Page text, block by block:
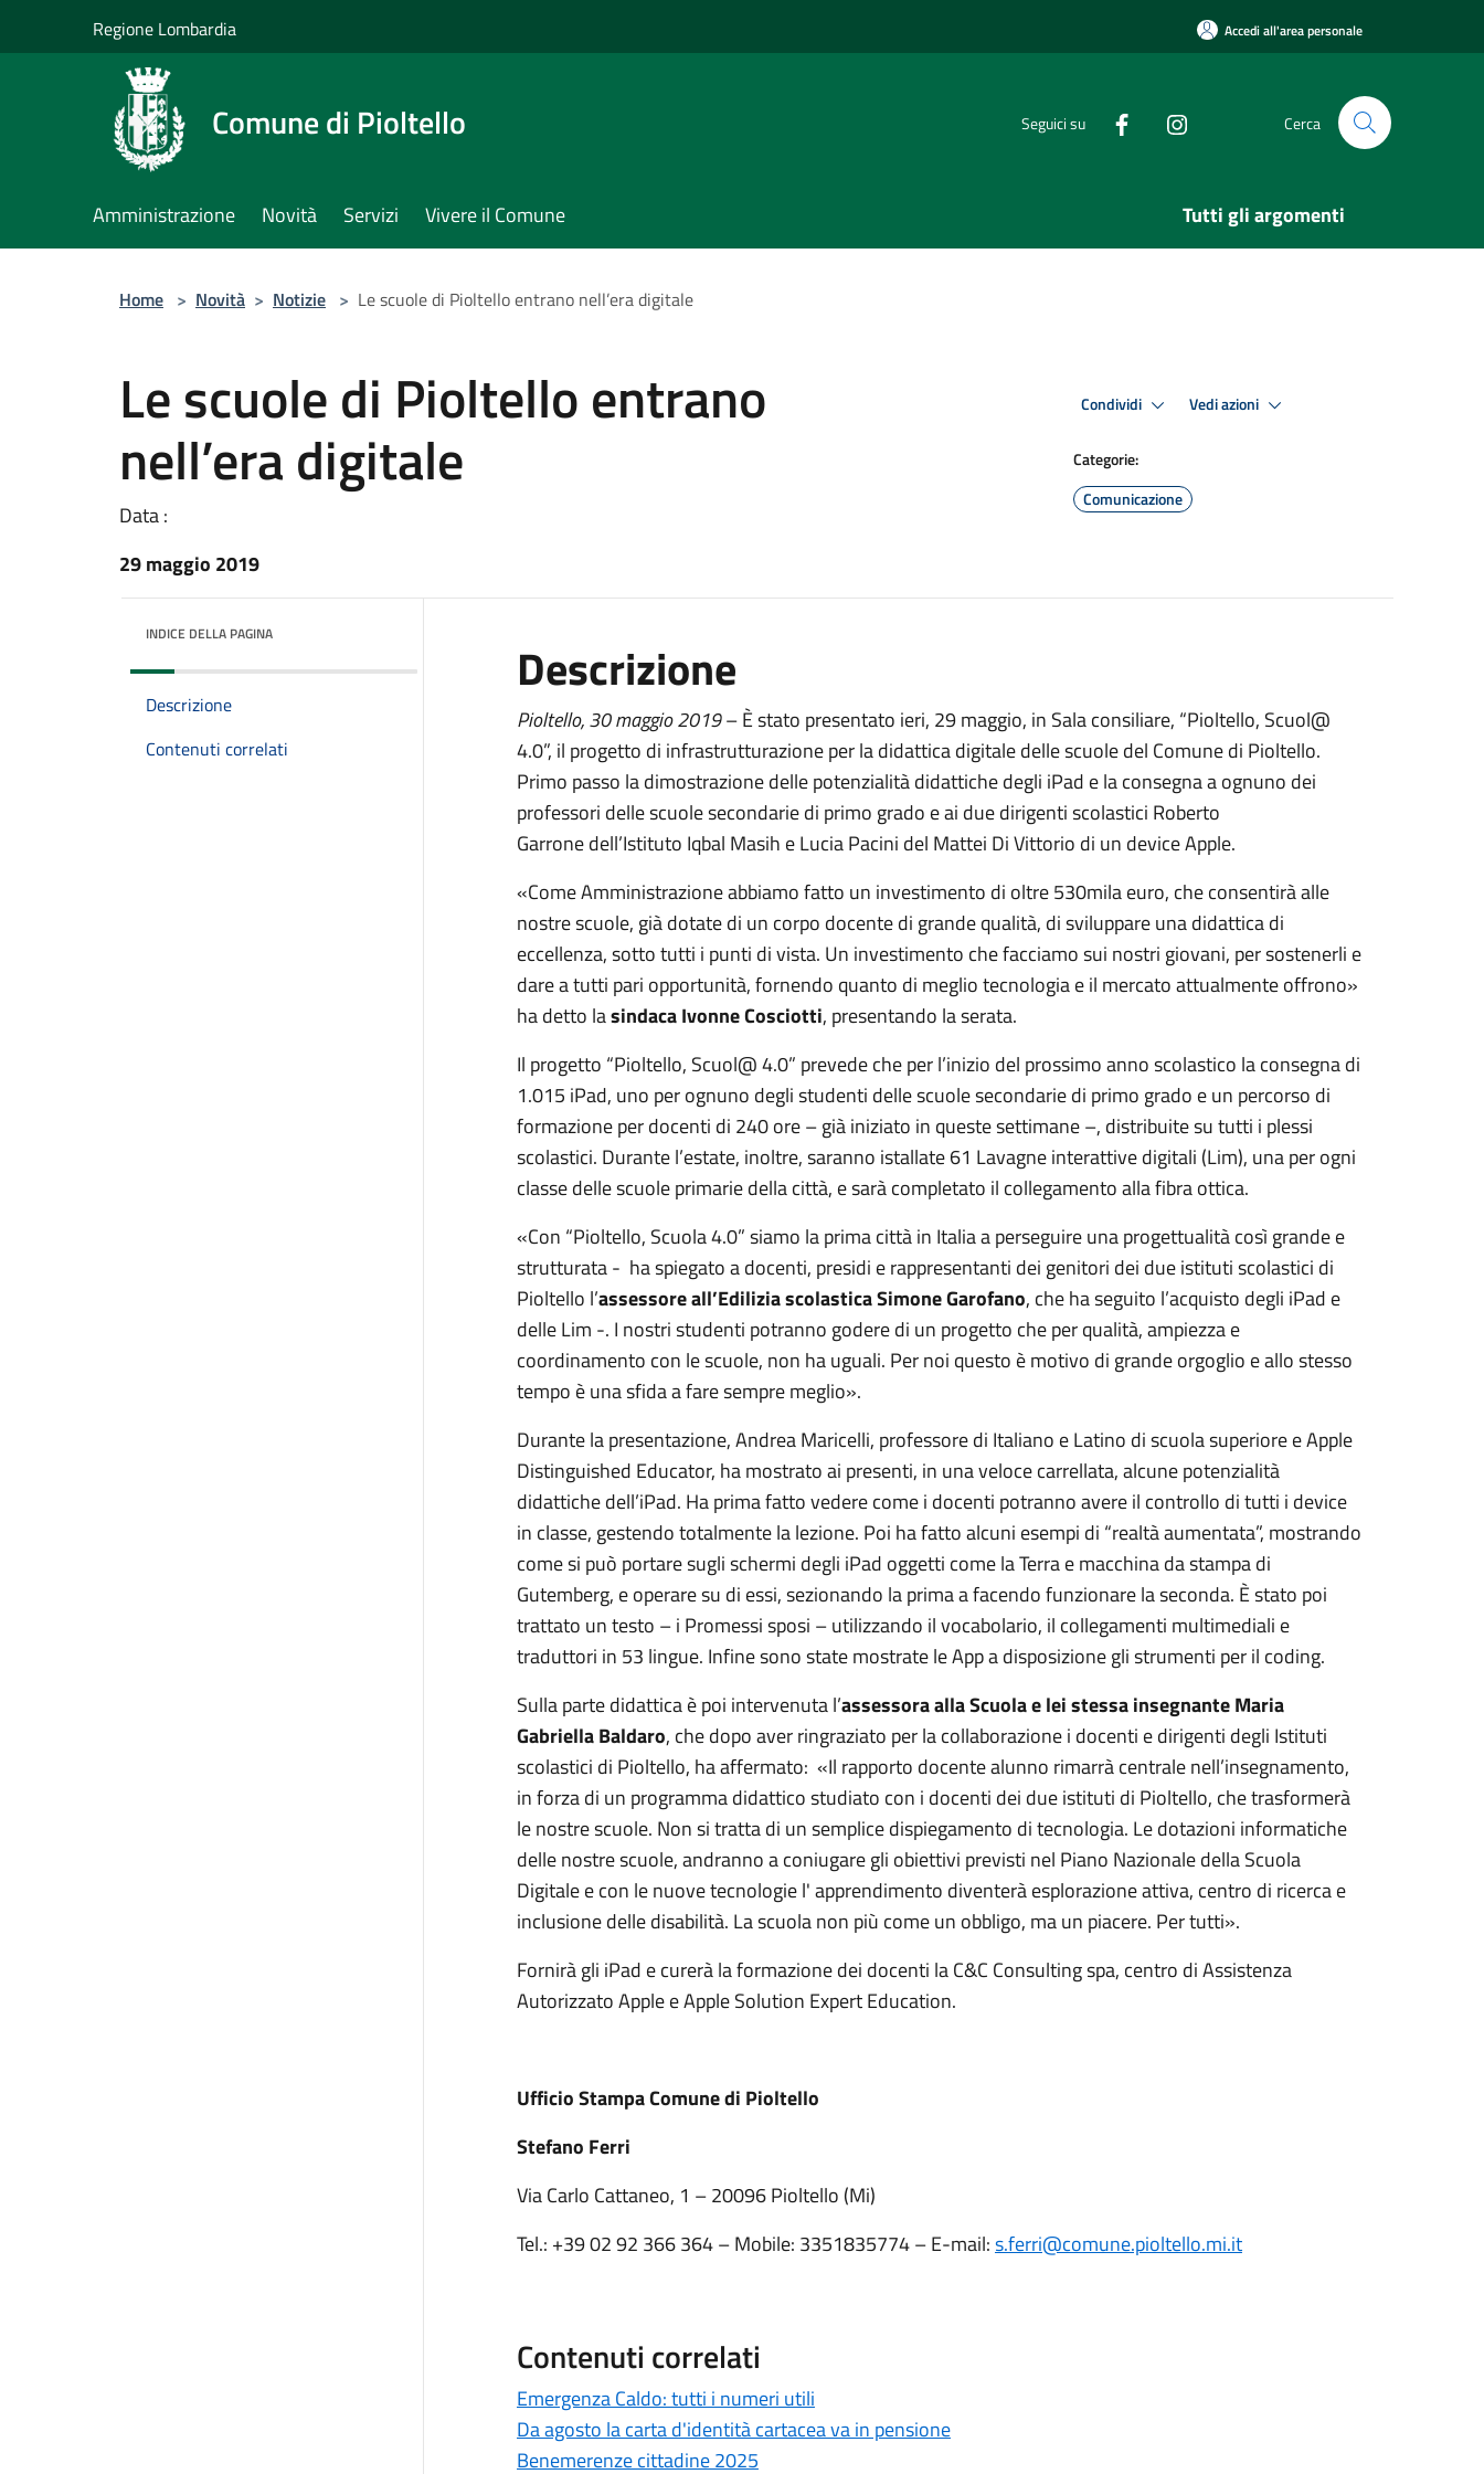
Regione Lombardia Accedi all'area personale
Comune di Pioltello Seguici su Cerca
Amministrazione Novità Servizi Vivere il Comune Tutti gli argomenti
Home > Novità > Notizie > Le scuole di Pioltello entrano nell’era digitale
Le scuole di Pioltello entrano
nell’era digitale
Data :
29 maggio 2019
Condividi Vedi azioni
Categorie:
Comunicazione
INDICE DELLA PAGINA
Descrizione
Contenuti correlati
Descrizione
Pioltello,30maggio2019–È stato presentato ieri, 29 maggio, in Sala consiliare, “Pioltello, Scuol@
4.0”, il progetto di infrastrutturazione per la didattica digitale delle scuole del Comune di Pioltello.
Primo passo la dimostrazione delle potenzialità didattiche degli iPad e la consegna a ognuno dei
professori delle scuole secondarie di primo grado e ai due dirigenti scolastici Roberto
Garrone dell’Istituto Iqbal Masih e Lucia Pacini del Mattei Di Vittorio di un device Apple.
«Come Amministrazione abbiamo fatto un investimento di oltre 530mila euro, che consentirà alle
nostre scuole, già dotate di un corpo docente di grande qualità, di sviluppare una didattica di
eccellenza, sotto tutti i punti di vista. Un investimento che facciamo sui nostri giovani, per sostenerli e
dare a tutti pari opportunità, fornendo quanto di meglio tecnologia e il mercato attualmente offrono»
ha detto lasindaca Ivonne Cosciotti, presentando la serata.
Il progetto “Pioltello, Scuol@ 4.0” prevede che per l’inizio del prossimo anno scolastico la consegna di
1.015 iPad, uno per ognuno degli studenti delle scuole secondarie di primo grado e un percorso di
formazione per docenti di 240 ore – già iniziato in queste settimane –, distribuite su tutti i plessi
scolastici. Durante l’estate, inoltre, saranno istallate 61 Lavagne interattive digitali (Lim), una per ogni
classe delle scuole primarie della città, e sarà completato il collegamento alla fibra ottica.
«Con “Pioltello, Scuola 4.0” siamo la prima città in Italia a perseguire una progettualità così grande e
strutturata - ha spiegato a docenti, presidi e rappresentanti dei genitori dei due istituti scolastici di
Pioltello l’assessore all’Edilizia scolastica Simone Garofano, che ha seguito l’acquisto degli iPad e
delle Lim -. I nostri studenti potranno godere di un progetto che per qualità, ampiezza e
coordinamento con le scuole, non ha uguali. Per noi questo è motivo di grande orgoglio e allo stesso
tempo è una sfida a fare sempre meglio».
Durante la presentazione, Andrea Maricelli, professore di Italiano e Latino di scuola superiore e Apple
Distinguished Educator, ha mostrato ai presenti, in una veloce carrellata, alcune potenzialità
didattiche dell’iPad. Ha prima fatto vedere come i docenti potranno avere il controllo di tutti i device
in classe, gestendo totalmente la lezione. Poi ha fatto alcuni esempi di “realtà aumentata”, mostrando
come si può portare sugli schermi degli iPad oggetti come la Terra e macchina da stampa di
Gutemberg, e operare su di essi, sezionando la prima a facendo funzionare la seconda. È stato poi
trattato un testo – i Promessi sposi – utilizzando il vocabolario, il collegamenti multimediali e
traduttori in 53 lingue. Infine sono state mostrate le App a disposizione gli strumenti per il coding.
Sulla parte didattica è poi intervenuta l’assessora alla Scuola e lei stessa insegnante Maria
Gabriella Baldaro, che dopo aver ringraziato per la collaborazione i docenti e dirigenti degli Istituti
scolastici di Pioltello, ha affermato: «Il rapporto docente alunno rimarrà centrale nell’insegnamento,
in forza di un programma didattico studiato con i docenti dei due istituti di Pioltello, che trasformerà
le nostre scuole. Non si tratta di un semplice dispiegamento di tecnologia. Le dotazioni informatiche
delle nostre scuole, andranno a coniugare gli obiettivi previsti nel Piano Nazionale della Scuola
Digitale e con le nuove tecnologie l' apprendimento diventerà esplorazione attiva, centro di ricerca e
inclusione delle disabilità. La scuola non più come un obbligo, ma un piacere. Per tutti».
Fornirà gli iPad e curerà la formazione dei docenti la C&C Consulting spa, centro di Assistenza
Autorizzato Apple e Apple Solution Expert Education.
Ufficio Stampa Comune di Pioltello
Stefano Ferri
Via Carlo Cattaneo, 1 – 20096 Pioltello (Mi)
Tel.: +39 02 92 366 364 – Mobile: 3351835774 – E-mail:s.ferri@comune.pioltello.mi.it
Contenuti correlati
Emergenza Caldo: tutti i numeri utili
Da agosto la carta d'identità cartacea va in pensione
Benemerenze cittadine 2025